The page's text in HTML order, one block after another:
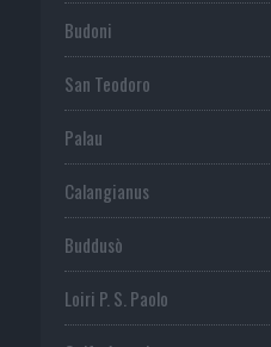
Budoni
San Teodoro
Palau
Calangianus
Buddusò
Loiri P. S. Paolo